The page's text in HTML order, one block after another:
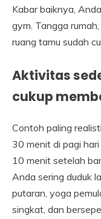
Kabar baiknya,
gym. Tangga
ruang tamu sudah
Aktivitas
cukup
Contoh paling
30 menit di pagi
10 menit setelah
Anda sering duduk
putaran, yoga
singkat, dan